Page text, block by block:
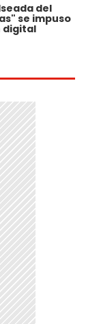
del
se impuso
digital